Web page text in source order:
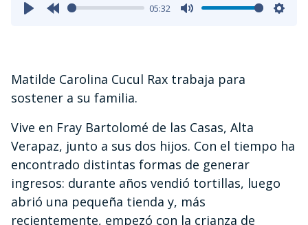
05:32
Matilde Carolina Cucul Rax trabaja para
sostener a su familia.
Vive en Fray Bartolomé de las Casas, Alta
Verapaz, junto a sus dos hijos. Con el tiempo ha
encontrado distintas formas de generar
ingresos: durante años vendió tortillas, luego
abrió una pequeña tienda y, más
recientemente, empezó con la crianza de